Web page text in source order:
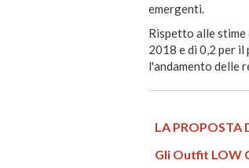
emergenti.
Rispetto alle
2018 e di 0,2 per il
l'andamento delle